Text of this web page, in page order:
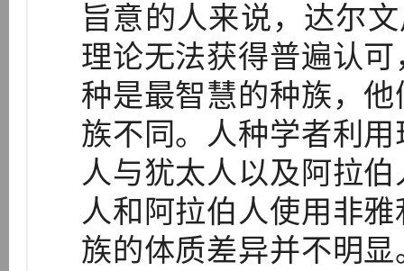
旨意的人来说，达尔
理论无法获得普遍认
种是最智慧的种族，
族不同。人种学者利
人与犹太人以及阿拉
人和阿拉伯人使用非
族的体质差异并不明